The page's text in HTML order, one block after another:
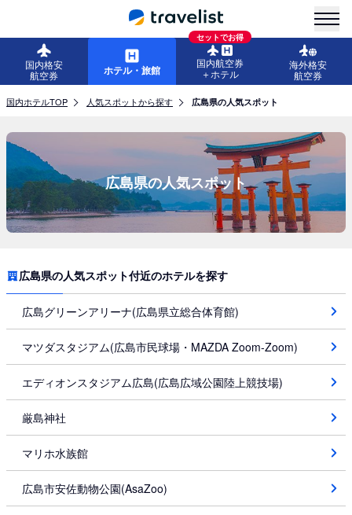
国内格安
航空券
ホテル・旅館
セットでお得
国内航空券
＋ホテル
海外格安
航空券
国内ホテルTOP 人気スポットから探す 広島県の人気スポット
広島県の人気スポット
広島県の人気スポット付近のホテルを探す
広島グリーンアリーナ(広島県立総合体育館)
マツダスタジアム(広島市民球場・MAZDA Zoom-Zoom)
エディオンスタジアム広島(広島広域公園陸上競技場)
厳島神社
マリホ水族館
広島市安佐動物公園(AsaZoo)